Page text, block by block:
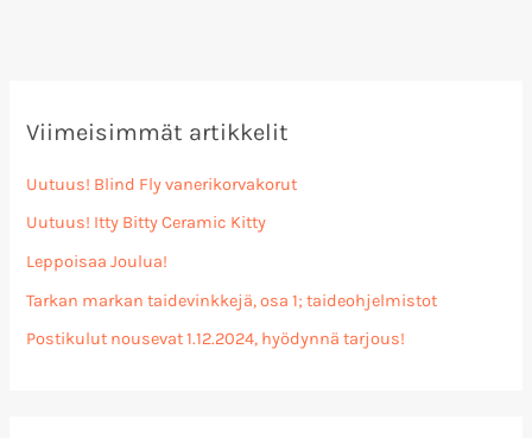
Viimeisimmät artikkelit
Uutuus! Blind Fly vanerikorvakorut
Uutuus! Itty Bitty Ceramic Kitty
Leppoisaa Joulua!
Tarkan markan taidevinkkejä, osa 1; taideohjelmistot
Postikulut nousevat 1.12.2024, hyödynnä tarjous!